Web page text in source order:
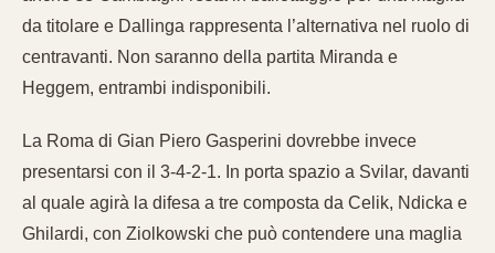
da titolare e Dallinga rappresenta l’alternativa nel ruolo di
centravanti. Non saranno della partita Miranda e
Heggem, entrambi indisponibili.
La Roma di Gian Piero Gasperini dovrebbe invece
presentarsi con il 3-4-2-1. In porta spazio a Svilar, davanti
al quale agirà la difesa a tre composta da Celik, Ndicka e
Ghilardi, con Ziolkowski che può contendere una maglia